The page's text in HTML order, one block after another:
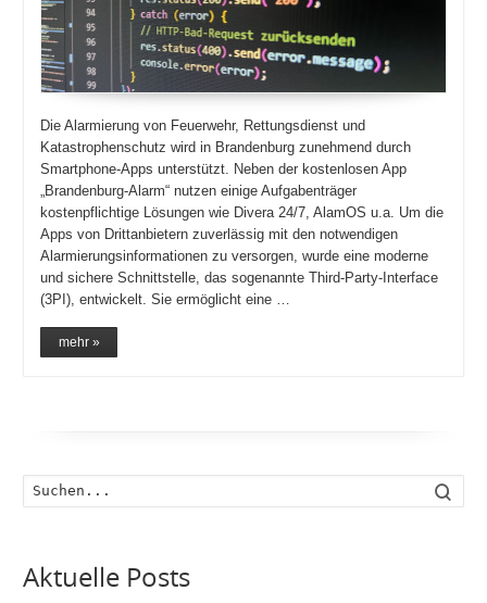
Die Alarmierung von Feuerwehr, Rettungsdienst und
Katastrophenschutz wird in Brandenburg zunehmend durch
Smartphone-Apps unterstützt. Neben der kostenlosen App
„Brandenburg-Alarm“ nutzen einige Aufgabenträger
kostenpflichtige Lösungen wie Divera 24/7, AlamOS u.a. Um die
Apps von Drittanbietern zuverlässig mit den notwendigen
Alarmierungsinformationen zu versorgen, wurde eine moderne
und sichere Schnittstelle, das sogenannte Third-Party-Interface
(3PI), entwickelt. Sie ermöglicht eine …
mehr »
Aktuelle Posts